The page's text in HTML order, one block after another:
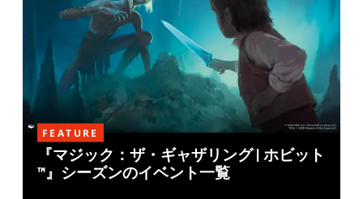
FEATURE
『マジック：ザ・ギャザリング | ホビット
™』シーズンのイベント一覧